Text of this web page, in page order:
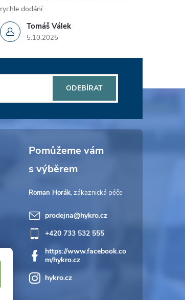
Tomáš Válek
5.10.2025
rychle dodání.
ODEBÍRAT
Roman Horák
prodejna@hykro.cz
+420 733 532 555
https://www.facebook.co
m/hykro.cz
hykro.cz